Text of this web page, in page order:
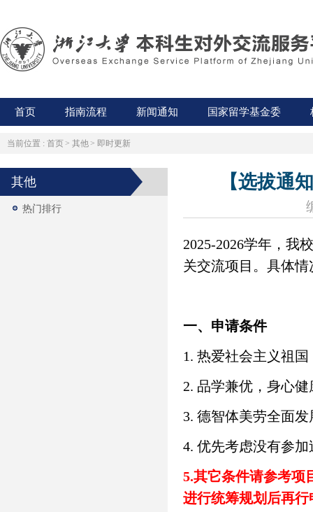
首页 指南流程 新闻通知 国家留学基金委
当前位置 : 首页 > 其他 > 即时更新
其他
热门排行
【选拔通
2025-2026学年，我
关交流项目。具体情
一、申请条件
1. 热爱社会主义祖
2. 品学兼优，身心健
3. 德智体美劳全面
4. 优先考虑没有参
5.其它条件请参考项
进行统筹规划后再行